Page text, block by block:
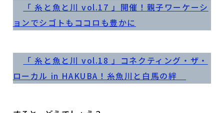
「 糸と魚と川 vol.17 」開催！親子ワーケーシ
ョンでシゴトもココロも豊かに
「 糸と魚と川 vol.18 」コネクティング・ザ・
ローカル in HAKUBA！糸魚川と白馬の絆